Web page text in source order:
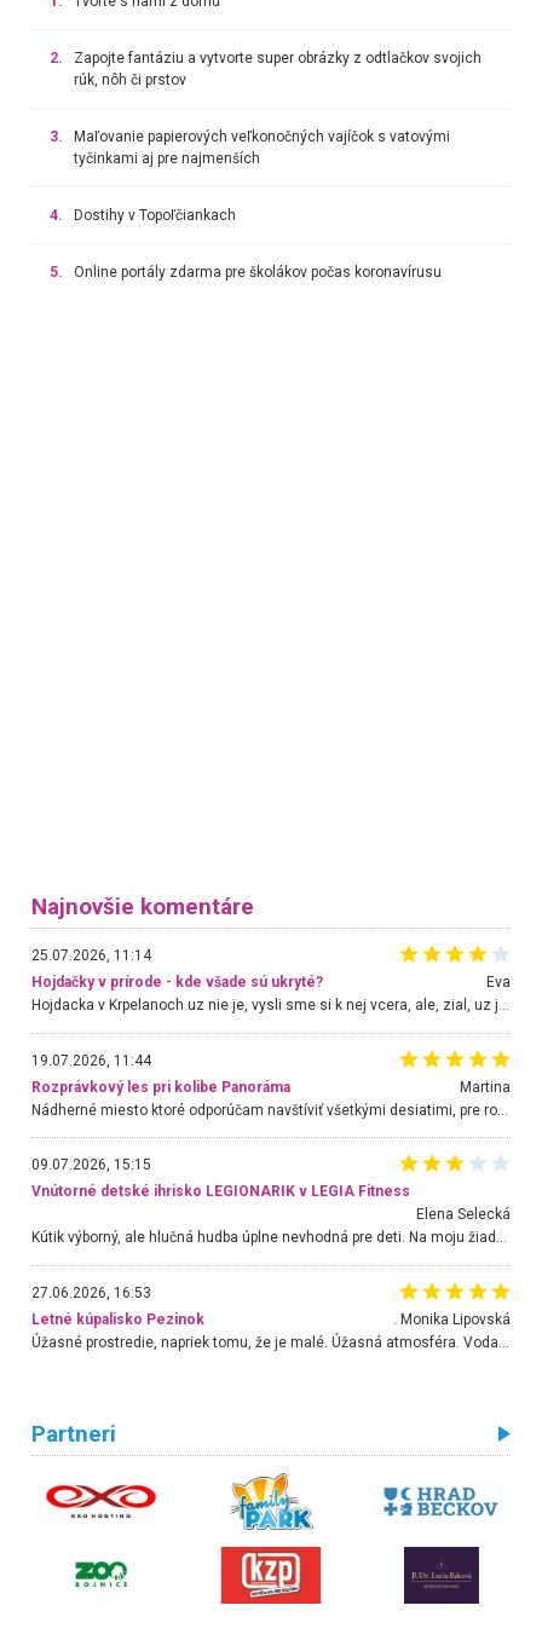
2.
Zapojte fantáziu a vytvorte super obrázky z odtlačkov svojich
rúk, nôh či prstov
3.
Maľovanie papierových veľkonočných vajíčok s vatovými
tyčinkami aj pre najmenších
4. Dostihy v Topoľčiankach
5. Online portály zdarma pre školákov počas koronavírusu
Najnovšie komentáre
25.07.2026, 11:14
Hojdačky v prírode - kde všade sú ukryté?
Eva
Hojdacka v Krpelanoch uz nie je, vysli sme si k nej vcera, ale, zial, uz je znicena. Ak sem planujete cestu len kvoli hojdacke, mozete si ju usetrit. Krasny vyhlad je tu vsak aj bez hojdacky :-)
19.07.2026, 11:44
Rozprávkový les pri kolibe Panoráma
Martina
Nádherné miesto ktoré odporúčam navštíviť všetkými desiatimi, pre rodiny s deťmi, dôchodcom... Proste a jednoducho ozaj rozprávkový les.. určite ešte prídeme. Odniesli sme si na pamiatku krásne tričká,
09.07.2026, 15:15
Vnútorné detské ihrisko LEGIONARIK v LEGIA Fitness
Elena Selecká
Kútik výborný, ale hlučná hudba úplne nevhodná pre deti. Na moju žiadosť o aspoň sušenie nereagovali.
27.06.2026, 16:53
Letné kúpalisko Pezinok
. Monika Lipovská
Úžasné prostredie, napriek tomu, že je malé. Úžasná atmosféra. Voda fantastická a nádherná. Ľudí je pomerne veľa, ale su mili a ohľaduplní. Je veľmi zaujímavé sledovať, ako dokážu spolu športovať cudzí ľudia a bez ohľadu na vek. Vládne tu pohoda. Vnuka neviem dostať z vody. Ďakujem za krásny deň . Urcite sa sem vrátim. Jediný problém je s parkovaním, ale aj ten sa mi podarilo vyriešiť. Monika Bratislava
Partneri